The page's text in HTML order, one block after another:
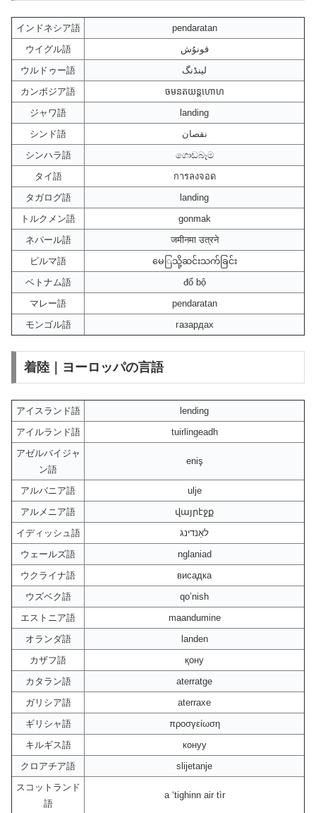
インドネシア語
pendaratan
ウイグル語
قونۇش
ウルドゥー語
لینڈنگ
カンボジア語
ចមនតយន្ដហោហ
ジャワ語
landing
シンド語
نقصان
シンハラ語
ගොඩබෑම
タイ語
การลงจอด
タガログ語
landing
トルクメン語
gonmak
ネパール語
जमीनमा उत्रने
ビルマ語
မေြသို့ဆင်းသက်ခြင်း
ベトナム語
đổ bộ
マレー語
pendaratan
モンゴル語
газардах
着陸｜ヨーロッパの言語
アイスランド語
lending
アイルランド語
tuirlingeadh
アゼルバイジャ
ン語
eniş
アルバニア語
ulje
アルメニア語
վայրէջք
イディッシュ語
לאַנדינג
ウェールズ語
nglaniad
ウクライナ語
висадка
ウズベク語
qo’nish
エストニア語
maandumine
オランダ語
landen
カザフ語
қону
カタラン語
aterratge
ガリシア語
aterraxe
ギリシャ語
προσγείωση
キルギス語
конуу
クロアチア語
slijetanje
スコットランド
語
a ‘tighinn air tìr